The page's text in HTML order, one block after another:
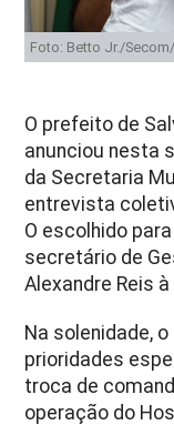
Foto: Betto Jr./
O prefeito de
anunciou nesta
da Secretaria
entrevista
O escolhido
secretário de
Alexandre Reis
Na solenidade,
prioridades
troca de
operação do